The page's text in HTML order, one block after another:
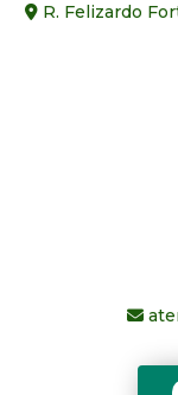
R. Felizardo